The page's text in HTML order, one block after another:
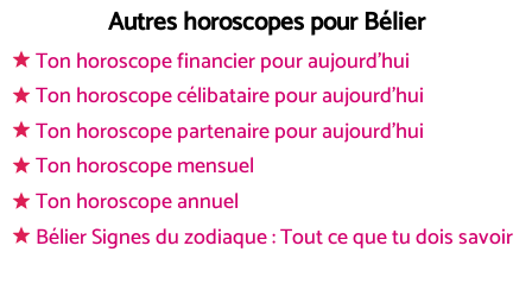
Autres horoscopes pour Bélier
Ton horoscope financier pour aujourd'hui
Ton horoscope célibataire pour aujourd'hui
Ton horoscope partenaire pour aujourd'hui
Ton horoscope mensuel
Ton horoscope annuel
Bélier Signes du zodiaque : Tout ce que tu dois savoir